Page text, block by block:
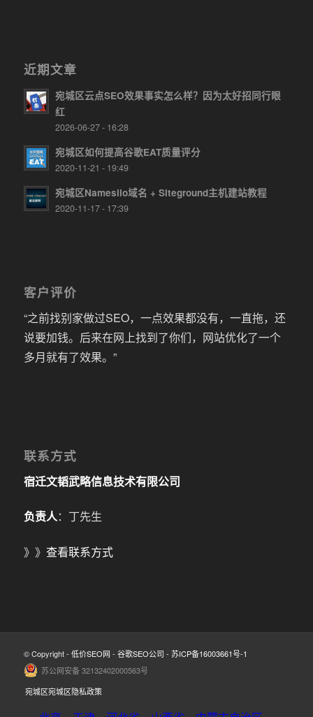
近期文章
宛城区云点SEO效果事实怎么样？因为太好招同行眼
红
2026-06-27 - 16:28
宛城区如何提高谷歌EAT质量评分
2020-11-21 - 19:49
宛城区Namesilo域名 + Siteground主机建站教程
2020-11-17 - 17:39
客户评价
“之前找别家做过SEO，一点效果都没有，一直拖，还
说要加钱。后来在网上找到了你们，网站优化了一个
多月就有了效果。”
联系方式
宿迁文韬武略信息技术有限公司
负责人：丁先生
》》 查看联系方式
© Copyright - 低价SEO网 - 谷歌SEO公司 - 苏ICP备16003661号-1
苏公网安备 32132402000563号
宛城区宛城区隐私政策